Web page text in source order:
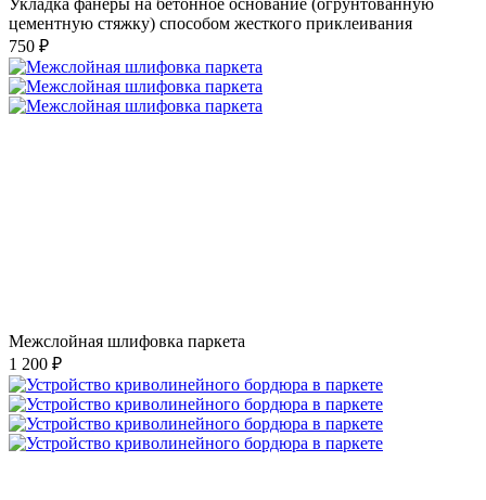
цементную стяжку) способом жесткого приклеивания
750 ₽
Межслойная шлифовка паркета
1 200 ₽